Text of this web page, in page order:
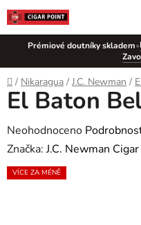
Přejít
na
obsah
Prémiové doutníky skladem•
Domů
/ Nikaragua / J.C. Newman /
El Baton
Průměrné
hodnocení
produktu
Neohodnoceno
Značka:J.C. Newman Cigar
VÍCE ZA MÉNĚ